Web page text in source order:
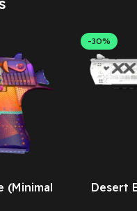
(Minimal
-30%
Desert